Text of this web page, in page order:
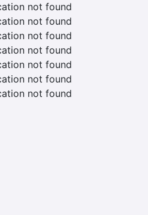
not found
not found
not found
not found
not found
not found
not found